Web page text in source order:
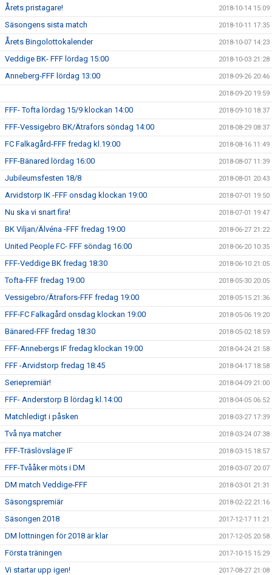
Årets pristagare! 2018-10-14 15:09
Säsongens sista match 2018-10-11 17:35
Årets Bingolottokalender 2018-10-07 14:23
Veddige BK- FFF lördag 15:00 2018-10-03 21:28
Anneberg-FFF lördag 13:00 2018-09-26 20:46
2018-09-20 19:59
FFF- Tofta lördag 15/9 klockan 14:00 2018-09-10 18:37
FFF-Vessigebro BK/Ätrafors söndag 14:00 2018-08-29 08:37
FC Falkagård-FFF fredag kl.19:00 2018-08-16 11:49
FFF-Bänared lördag 16:00 2018-08-07 11:39
Jubileumsfesten 18/8 2018-08-01 20:43
Arvidstorp IK -FFF onsdag klockan 19:00 2018-07-01 19:50
Nu ska vi snart fira! 2018-07-01 19:47
BK Viljan/Älvéna -FFF fredag 19:00 2018-06-27 21:22
United People FC- FFF söndag 16:00 2018-06-20 10:35
FFF-Veddige BK fredag 18:30 2018-06-10 21:05
Tofta-FFF fredag 19:00 2018-05-30 20:05
Vessigebro/Ätrafors-FFF fredag 19:00 2018-05-15 21:36
FFF-FC Falkagård onsdag klockan 19:00 2018-05-06 19:20
Bänared-FFF fredag 18:30 2018-05-02 18:59
FFF-Annebergs IF fredag klockan 19:00 2018-04-24 21:58
FFF -Arvidstorp fredag 18:45 2018-04-17 18:58
Seriepremiär! 2018-04-09 21:00
FFF- Anderstorp B lördag kl.14:00 2018-04-05 06:52
Matchledigt i påsken 2018-03-27 17:39
Två nya matcher 2018-03-24 07:38
FFF-Träslövsläge IF 2018-03-15 18:57
FFF-Tvååker möts i DM 2018-03-07 20:07
DM match Veddige-FFF 2018-03-01 21:31
Säsongspremiär 2018-02-22 21:16
Säsongen 2018 2017-12-17 11:21
DM lottningen för 2018 är klar 2017-12-05 20:58
Första träningen 2017-10-15 15:29
Vi startar upp igen! 2017-08-27 21:08